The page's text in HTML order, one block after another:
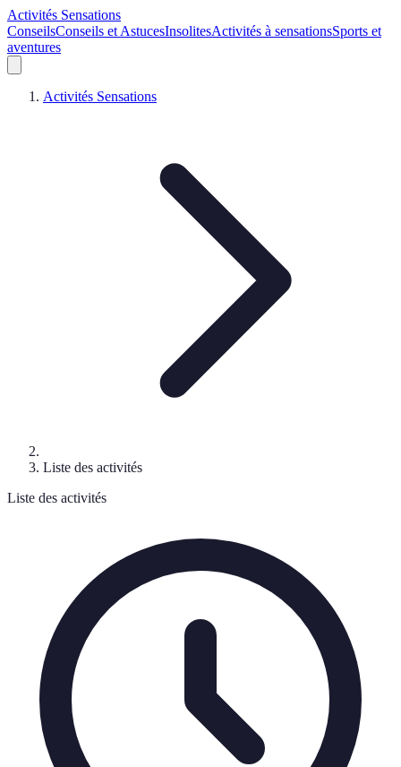
Activités Sensations
ConseilsConseils et AstucesInsolitesActivités à sensationsSports et
aventures
Activités Sensations
Liste des activités
Liste des activités